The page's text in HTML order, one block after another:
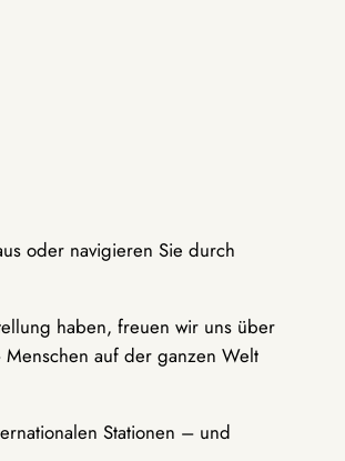
oder navigieren Sie durch
haben, freuen wir uns über
auf der ganzen Welt
Stationen – und